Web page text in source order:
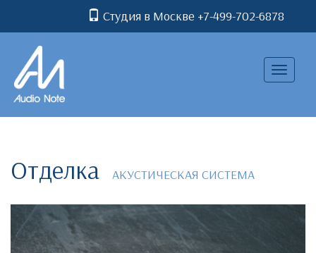
Студия в Москве +7-499-702-6878
Toggle
Отделка АКУСТИЧЕСКАЯ СИСТЕМА